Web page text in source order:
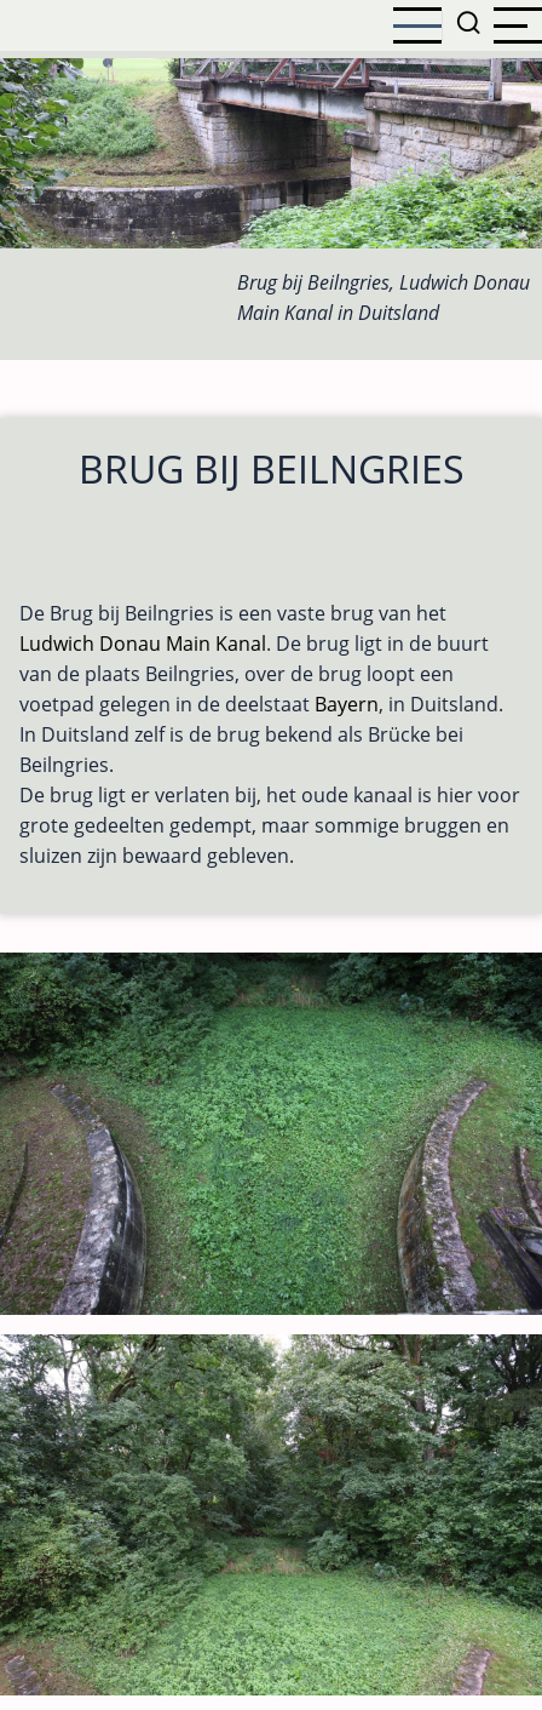
naar
de
inhoud
gaan
Brug bij Beilngries, Ludwich Donau
Main Kanal in Duitsland
BRUG BIJ BEILNGRIES
De Brug bij Beilngries is een vaste brug van het
Ludwich Donau Main Kanal. De brug ligt in de buurt
van de plaats Beilngries, over de brug loopt een
voetpad gelegen in de deelstaat Bayern, in Duitsland.
In Duitsland zelf is de brug bekend als Brücke bei
Beilngries.
De brug ligt er verlaten bij, het oude kanaal is hier voor
grote gedeelten gedempt, maar sommige bruggen en
sluizen zijn bewaard gebleven.